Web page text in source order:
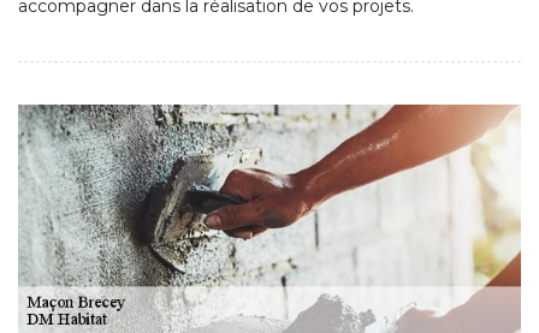
accompagner dans la réalisation de vos projets.